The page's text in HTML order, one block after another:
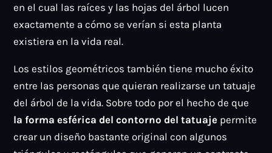
en el cual las raíces y las hojas del árbol lucen
exactamente a cómo se verían si esta planta
existiera en la vida real.
Los estilos geométricos también tiene mucho éxito
entre las personas que quieran realizarse un tatuaje
del árbol de la vida. Sobre todo por el hecho de que
la forma esférica del contorno del tatuaje permite
crear un diseño bastante original con algunos